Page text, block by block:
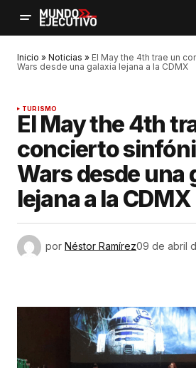
Inicio » Noticias » El May the 4th trae un
Wars desde una galaxia lejana a la CDMX
TURISMO
El May the 4th
concierto
Wars desde una
lejana a la CDMX
por Néstor Ramírez09 de abril